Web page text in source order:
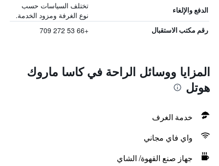
الدفع والإلغاء
تختلف السياسات حسب
نوع الغرفة ومزود الخدمة.
رقم مكتب الاستقبال +66 53 272 709
المزايا ووسائل الراحة في كاسا ماروك
هوتل
خدمة الغرف
واي فاي مجاني
جهاز صنع القهوة/ الشاي